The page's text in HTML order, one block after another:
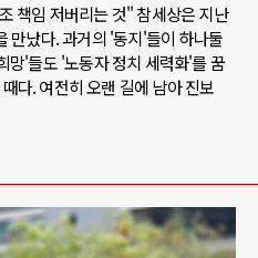
책임 저버리는 것" 참세상은 지난
만났다. 과거의 '동지'들이 하나둘
망'들도 '노동자 정치 세력화'를 꿈
다. 여전히 오랜 길에 남아 진보